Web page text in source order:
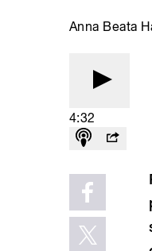
Anna Beata
4:32